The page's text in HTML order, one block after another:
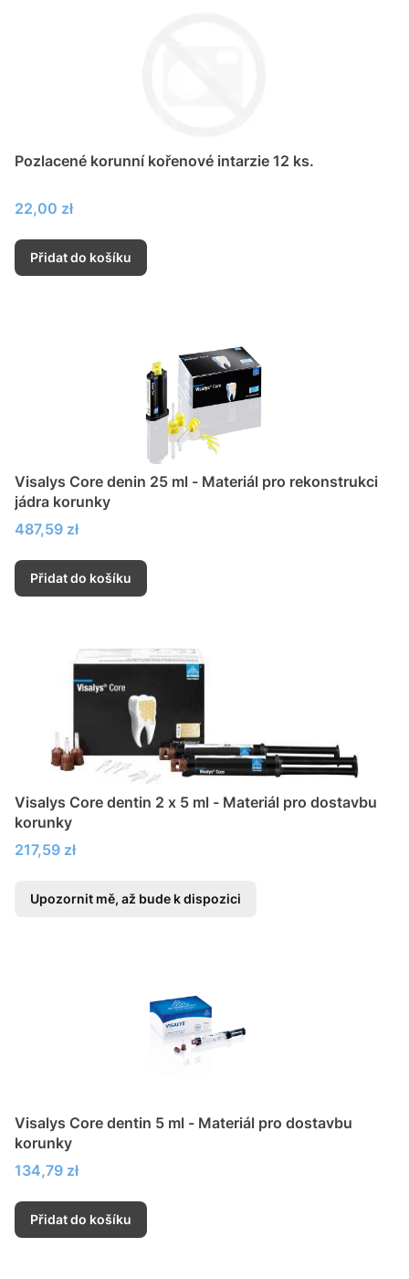
Pozlacené korunní kořenové intarzie 12 ks.
Cena
22,00 zł
Přidat do košíku
Visalys Core denin 25 ml - Materiál pro rekonstrukci
jádra korunky
Cena
487,59 zł
Přidat do košíku
Visalys Core dentin 2 x 5 ml - Materiál pro dostavbu
korunky
Cena
217,59 zł
Upozornit mě, až bude k dispozici
Visalys Core dentin 5 ml - Materiál pro dostavbu
korunky
Cena
134,79 zł
Přidat do košíku